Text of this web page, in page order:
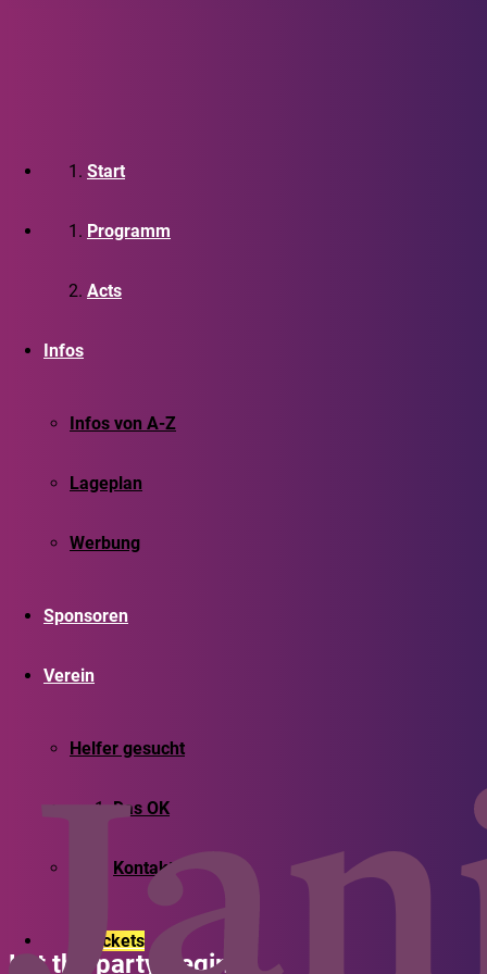
Start
Programm
Acts
Infos
Infos von A-Z
Lageplan
Werbung
Sponsoren
Verein
Helfer gesucht
Das OK
Kontakt
Tickets
Let the party begin!